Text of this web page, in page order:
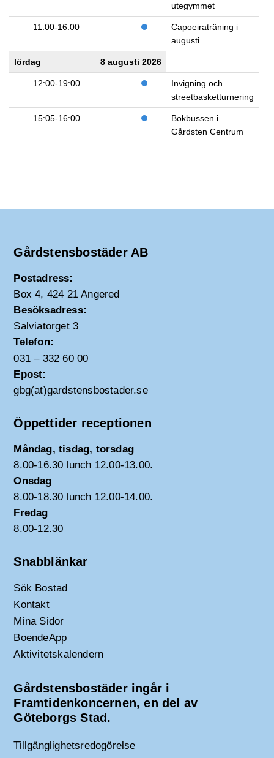
utegymmet
11:00-16:00
Capoeiraträning i
augusti
lördag 8 augusti 2026
12:00-19:00
Invigning och
streetbasketturnering
15:05-16:00
Bokbussen i
Gårdsten Centrum
Gårdstensbostäder AB
Postadress:
Box 4, 424 21 Angered
Besöksadress:
Salviatorget 3
Telefon:
031 – 332 60 00
Epost:
gbg(at)gardstensbostader.se
Öppettider receptionen
Måndag, tisdag, torsdag
8.00-16.30 lunch 12.00-13.00.
Onsdag
8.00-18.30 lunch 12.00-14.00.
Fredag
8.00-12.30
Snabblänkar
Sök Bostad
Kontakt
Mina Sidor
BoendeApp
Aktivitetskalendern
Gårdstensbostäder ingår i
Framtidenkoncernen, en del av
Göteborgs Stad.
Tillgänglighetsredogörelse